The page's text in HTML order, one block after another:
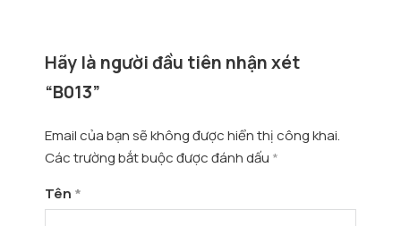
Hãy là người đầu tiên nhận xét
“B013”
Email của bạn sẽ không được hiển thị công khai.
Các trường bắt buộc được đánh dấu *
Tên *